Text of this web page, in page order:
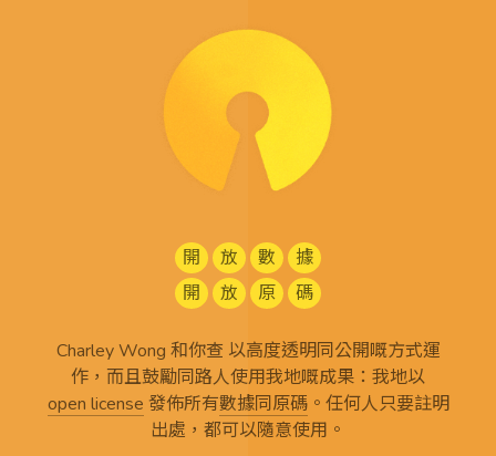
開 放 數
據
開
放 原 碼
Charley Wong 和你查 以高度透明同公開嘅方式運
作，而且鼓勵同路人使用我地嘅成果：我地以
open license 發佈所有數據同原碼。任何人只要註明
出處，都可以隨意使用。